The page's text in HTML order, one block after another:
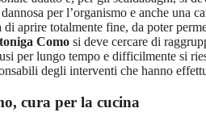
per l’organismo e anche
aprire totalmente fine, da poter
Como si deve cercare di
per lungo tempo e difficilmente si
degli interventi che hanno
, cura per la cucina